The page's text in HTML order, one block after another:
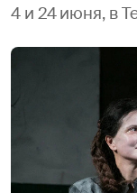
4 и 24 июня, в